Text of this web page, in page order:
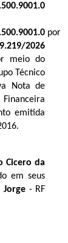
por
2026
meio do
Técnico
Nota de
emitida
Cicero da
em seus
Jorge - RF